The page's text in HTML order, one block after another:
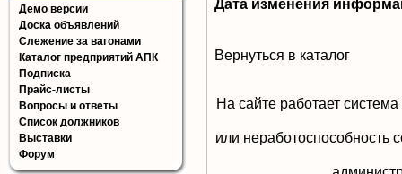
Демо версии
Доска объявлений
Слежение за вагонами
Каталог предприятий АПК
Подписка
Прайс-листы
Вопросы и ответы
Список должников
Выставки
Форум
Дата изменения
Вернуться в каталог
На сайте работает
или неработоспособность